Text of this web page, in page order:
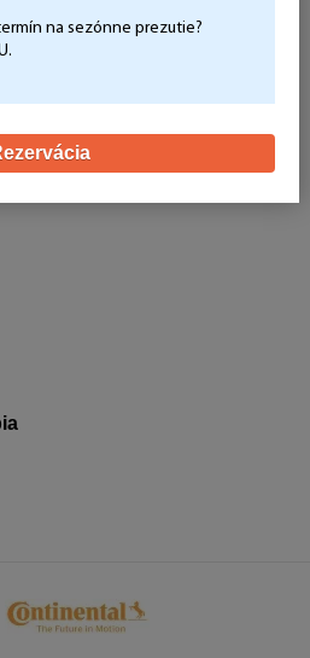
na sezónne prezutie?